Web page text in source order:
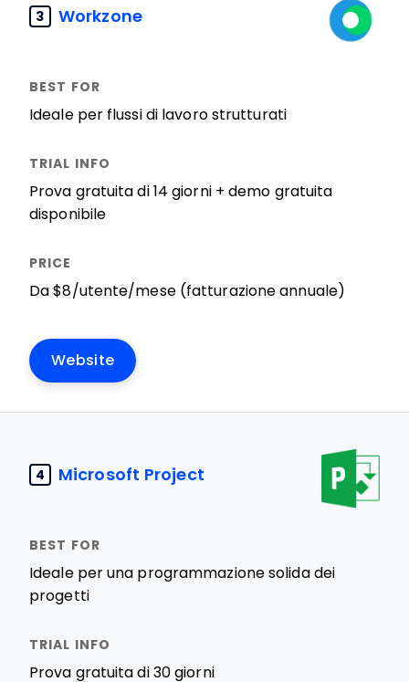
3 Workzone
Ideale per flussi di lavoro strutturati
Prova gratuita di 14 giorni + demo gratuita
disponibile
Da $8/utente/mese (fatturazione annuale)
Website
4 Microsoft Project
Ideale per una programmazione solida dei
progetti
Prova gratuita di 30 giorni